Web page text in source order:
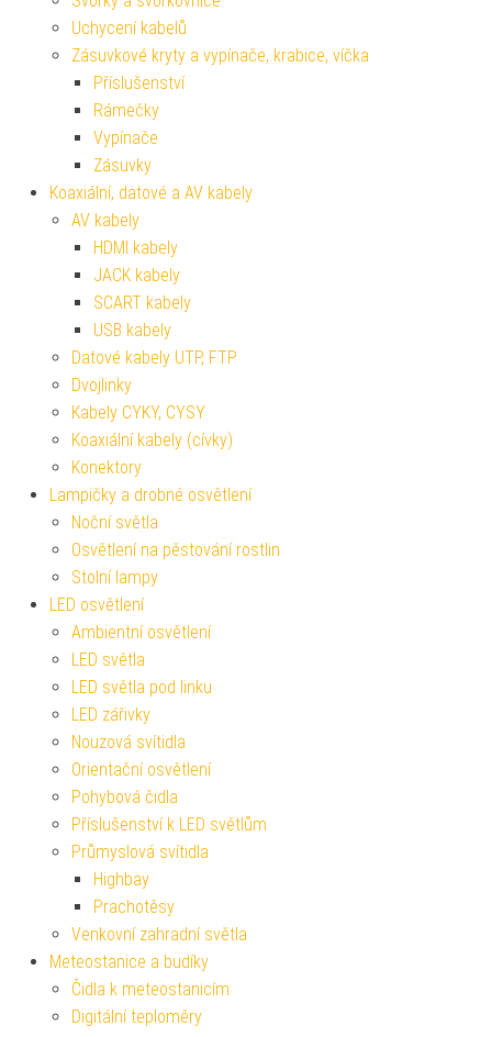
Uchycení kabelů
Zásuvkové kryty a vypínače, krabice, víčka
Příslušenství
Rámečky
Vypínače
Zásuvky
Koaxiální, datové a AV kabely
AV kabely
HDMI kabely
JACK kabely
SCART kabely
USB kabely
Datové kabely UTP, FTP
Dvojlinky
Kabely CYKY, CYSY
Koaxiální kabely (cívky)
Konektory
Lampičky a drobné osvětlení
Noční světla
Osvětlení na pěstování rostlin
Stolní lampy
LED osvětlení
Ambientní osvětlení
LED světla
LED světla pod linku
LED zářivky
Nouzová svítidla
Orientační osvětlení
Pohybová čidla
Příslušenství k LED světlům
Průmyslová svítidla
Highbay
Prachotěsy
Venkovní zahradní světla
Meteostanice a budíky
Čidla k meteostanicím
Digitální teploměry